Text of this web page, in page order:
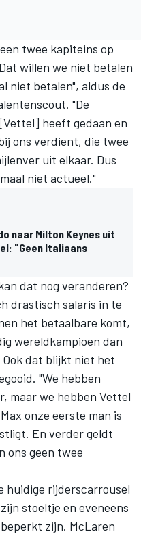
twee kapiteins op
willen we niet betalen
niet betalen", aldus de
"De
heeft gedaan en
ons verdient, die twee
uit elkaar. Dus
niet actueel."
naar Milton Keynes uit
"Geen Italiaans
dat nog veranderen?
drastisch salaris in te
het betaalbare komt,
wereldkampioen dan
dat blijkt niet het
"We hebben
maar we hebben Vettel
onze eerste man is
En verder geldt
ons geen twee
huidige rijderscarrousel
stoeltje en eveneens
zijn. McLaren